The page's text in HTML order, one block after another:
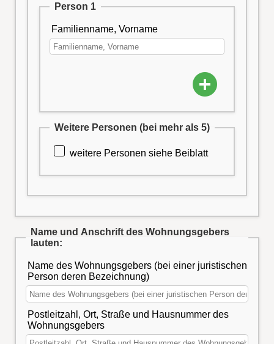
Person 1
Familienname, Vorname
Weitere Personen (bei mehr als 5)
weitere Personen siehe Beiblatt
Name und Anschrift des Wohnungsgebers
lauten:
Name des Wohnungsgebers (bei einer juristischen
Person deren Bezeichnung)
Postleitzahl, Ort, Straße und Hausnummer des
Wohnungsgebers